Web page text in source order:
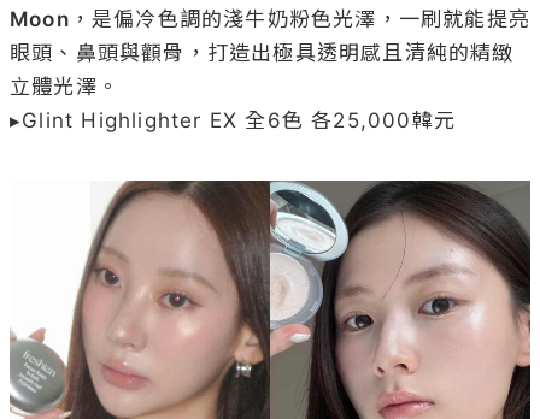
Moon ，是偏冷色調的淺牛奶粉色光澤，一刷就能提亮
眼頭、鼻頭與顴骨，打造出極具透明感且清純的精緻
立體光澤。
▸Glint Highlighter EX 全6色 各25,000韓元